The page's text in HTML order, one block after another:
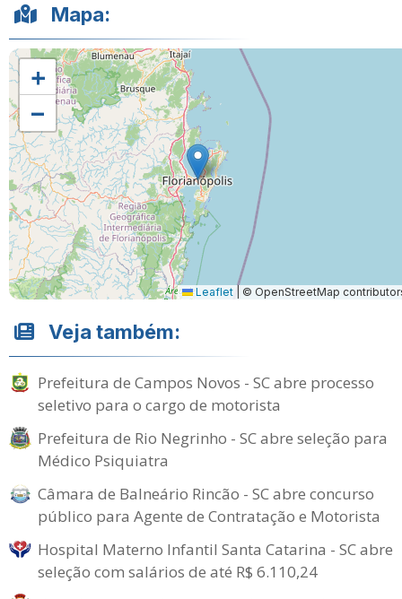
Mapa:
+
−
Leaflet © OpenStreetMap
Veja também:
Prefeitura de Campos Novos - SC abre processo
seletivo para o cargo de motorista
Prefeitura de Rio Negrinho - SC abre seleção para
Médico Psiquiatra
Câmara de Balneário Rincão - SC abre concurso
público para Agente de Contratação e Motorista
Hospital Materno Infantil Santa Catarina - SC abre
seleção com salários de até R$ 6.110,24